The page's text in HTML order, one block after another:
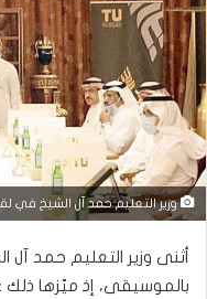
وزير التعليم حمد آل الشيخ في
أثنى وزير التعليم حمد
بالموسيقى، إذ ميّزها ذلك